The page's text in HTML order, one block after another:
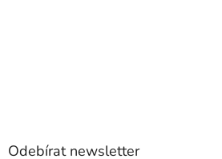
Odebírat newsletter